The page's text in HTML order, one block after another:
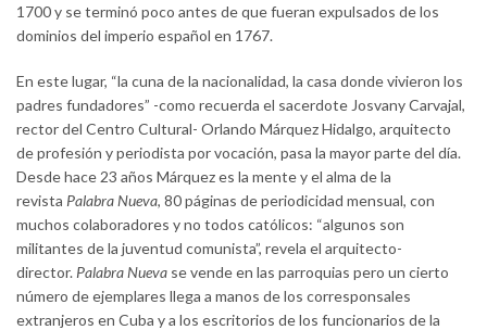
1700 y se terminó poco antes de que fueran expulsados de los
dominios del imperio español en 1767.
En este lugar, “la cuna de la nacionalidad, la casa donde vivieron los
padres fundadores” -como recuerda el sacerdote Josvany Carvajal,
rector del Centro Cultural- Orlando Márquez Hidalgo, arquitecto
de profesión y periodista por vocación, pasa la mayor parte del día.
Desde hace 23 años Márquez es la mente y el alma de la
revista Palabra Nueva, 80 páginas de periodicidad mensual, con
muchos colaboradores y no todos católicos: “algunos son
militantes de la juventud comunista”, revela el arquitecto-
director. Palabra Nueva se vende en las parroquias pero un cierto
número de ejemplares llega a manos de los corresponsales
extranjeros en Cuba y a los escritorios de los funcionarios de la